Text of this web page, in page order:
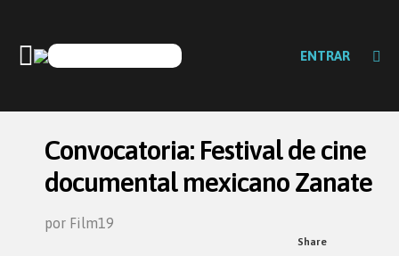
ENTRAR
Convocatoria: Festival de cine
documental mexicano Zanate
por Film19
Share